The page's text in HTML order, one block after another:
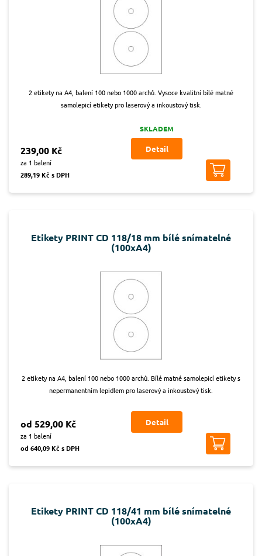
2 etikety na A4, balení 100 nebo 1000 archů. Vysoce kvalitní bílé matné
samolepicí etikety pro laserový a inkoustový tisk.
239,00 Kč
za 1 balení
289,19 Kč s DPH
SKLADEM
Detail
Etikety PRINT CD 118/18 mm bílé snímatelné
(100xA4)
2 etikety na A4, balení 100 nebo 1000 archů. Bílé matné samolepicí etikety s
nepermanentním lepidlem pro laserový a inkoustový tisk.
od 529,00 Kč
za 1 balení
od 640,09 Kč s DPH
Detail
Etikety PRINT CD 118/41 mm bílé snímatelné
(100xA4)